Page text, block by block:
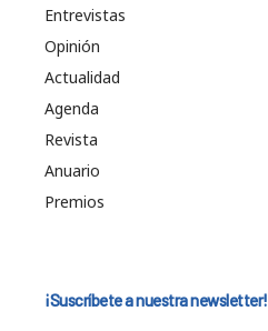
Entrevistas
Opinión
Actualidad
Agenda
Revista
Anuario
Premios
¡Suscríbete a nuestra newsletter!